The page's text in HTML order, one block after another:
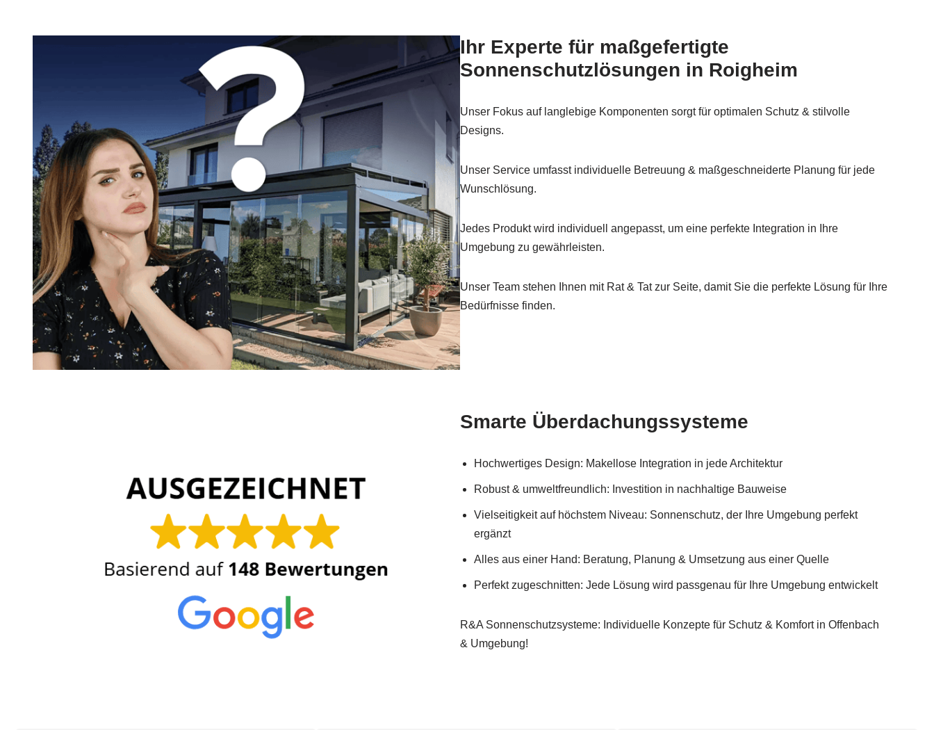
Ihr Experte für maßgefertigte
Sonnenschutzlösungen in Roigheim
Unser Fokus auf langlebige Komponenten sorgt für optimalen Schutz & stilvolle
Designs.
Unser Service umfasst individuelle Betreuung & maßgeschneiderte Planung für jede
Wunschlösung.
Jedes Produkt wird individuell angepasst, um eine perfekte Integration in Ihre
Umgebung zu gewährleisten.
Unser Team stehen Ihnen mit Rat & Tat zur Seite, damit Sie die perfekte Lösung für Ihre
Bedürfnisse finden.
Smarte Überdachungssysteme
Hochwertiges Design: Makellose Integration in jede Architektur
Robust & umweltfreundlich: Investition in nachhaltige Bauweise
Vielseitigkeit auf höchstem Niveau: Sonnenschutz, der Ihre Umgebung perfekt
ergänzt
Alles aus einer Hand: Beratung, Planung & Umsetzung aus einer Quelle
Perfekt zugeschnitten: Jede Lösung wird passgenau für Ihre Umgebung entwickelt
R&A Sonnenschutzsysteme: Individuelle Konzepte für Schutz & Komfort in Offenbach
& Umgebung!